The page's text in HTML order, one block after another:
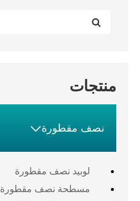
منتجات
نصف مقطورة
لوبيد نصف مقطورة
مسطحة نصف مقطورة